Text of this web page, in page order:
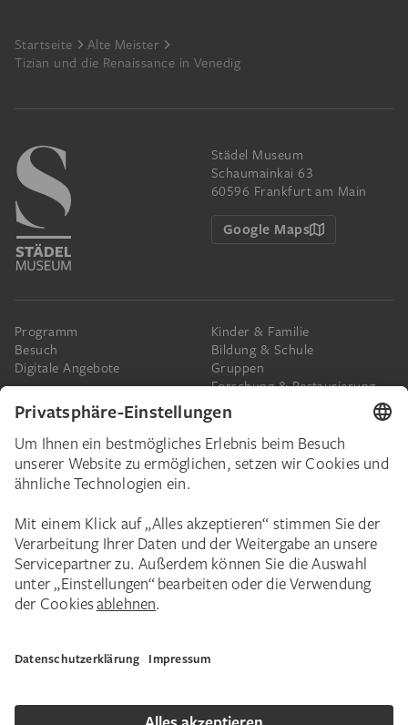
Footer
Startseite
Alte Meister
Tizian und die Renaissance in Venedig
Städel Museum
Schaumainkai 63
60596 Frankfurt am Main
Google Maps
Programm
Besuch
Digitale Angebote
Kinder & Familie
Bildung & Schule
Gruppen
Forschung & Restaurierung
Presse
Das Städel
Spenden
Schenkungen & Nachlass
Corporate Events
Städelverein
Karriere
Städel Stories
Newsletter
DatenschutzPrivatsphäreBildnachweise